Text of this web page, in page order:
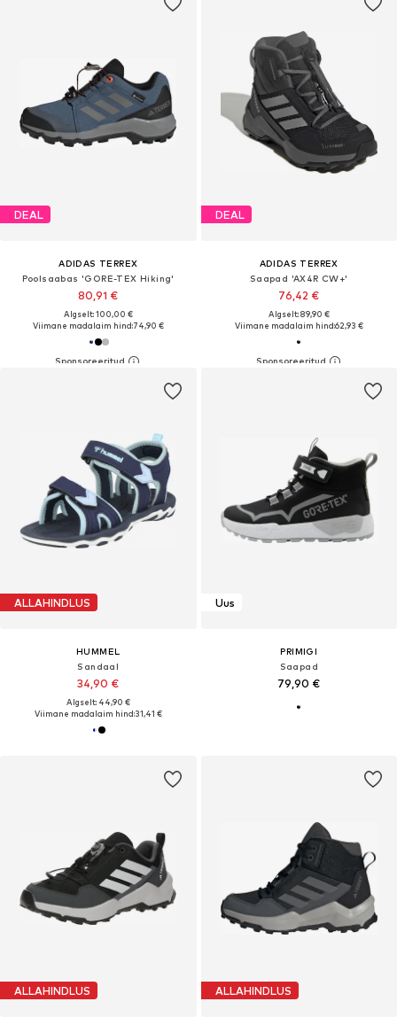
DEAL
ADIDAS TERREX
Poolsaabas 'GORE-TEX Hiking'
80,91 €
Algselt: 100,00 €
Viimane madalaim hind:74,90 €
DEAL
ADIDAS TERREX
Saapad 'AX4R CW+'
76,42 €
Algselt: 89,90 €
Viimane madalaim hind:62,93 €
ALLAHINDLUS
HUMMEL
Sandaal
34,90 €
Algselt: 44,90 €
Viimane madalaim hind:31,41 €
Uus
PRIMIGI
Saapad
79,90 €
ALLAHINDLUS ALLAHINDLUS